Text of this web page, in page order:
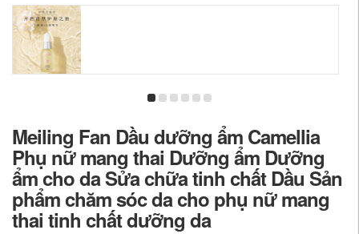
Meiling Fan Dầu dưỡng ẩm Camellia
Phụ nữ mang thai Dưỡng ẩm Dưỡng
ẩm cho da Sửa chữa tinh chất Dầu Sản
phẩm chăm sóc da cho phụ nữ mang
thai tinh chất dưỡng da